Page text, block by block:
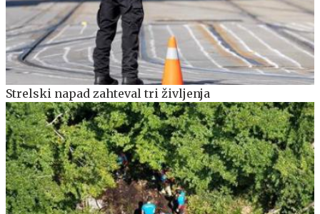
Strelski napad zahteval tri življenja